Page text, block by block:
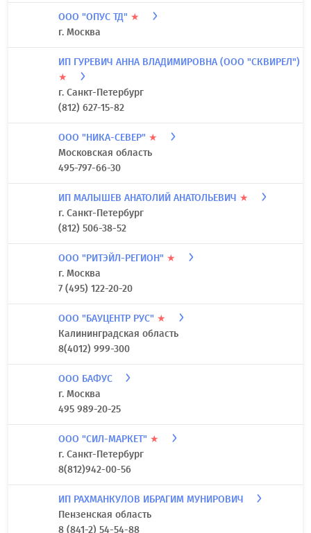
ООО "ОПУС ТД" ★
г. Москва
ИП ГУРЕВИЧ АННА ВЛАДИМИРОВНА (ООО "СКВИРЕЛ")
★
г. Санкт-Петербург
(812) 627-15-82
ООО "НИКА-СЕВЕР" ★
Московская область
495-797-66-30
ИП МАЛЫШЕВ АНАТОЛИЙ АНАТОЛЬЕВИЧ ★
г. Санкт-Петербург
(812) 506-38-52
ООО "РИТЭЙЛ-РЕГИОН" ★
г. Москва
7 (495) 122-20-20
ООО "БАУЦЕНТР РУС" ★
Калининградская область
8(4012) 999-300
ООО БАФУС
г. Москва
495 989-20-25
ООО "СИЛ-МАРКЕТ" ★
г. Санкт-Петербург
8(812)942-00-56
ИП РАХМАНКУЛОВ ИБРАГИМ МУНИРОВИЧ
Пензенская область
8 (841-2) 54-54-88